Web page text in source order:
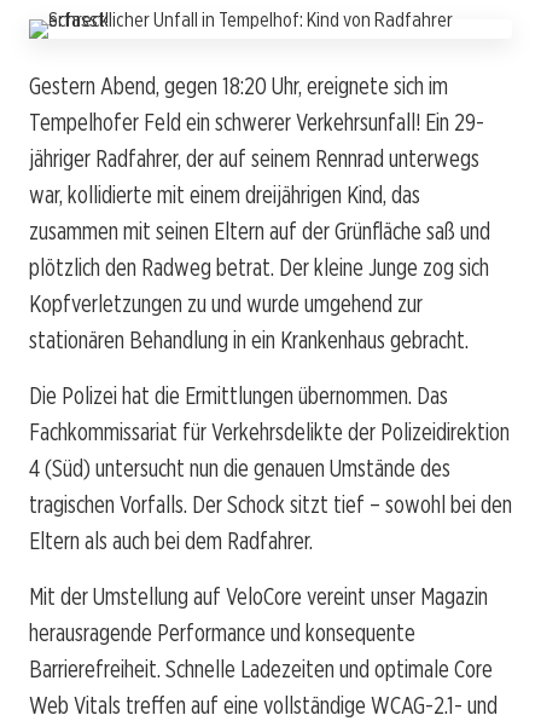
Gestern Abend, gegen 18:20 Uhr, ereignete sich im
Tempelhofer Feld ein schwerer Verkehrsunfall! Ein 29-
jähriger Radfahrer, der auf seinem Rennrad unterwegs
war, kollidierte mit einem dreijährigen Kind, das
zusammen mit seinen Eltern auf der Grünfläche saß und
plötzlich den Radweg betrat. Der kleine Junge zog sich
Kopfverletzungen zu und wurde umgehend zur
stationären Behandlung in ein Krankenhaus gebracht.
Die Polizei hat die Ermittlungen übernommen. Das
Fachkommissariat für Verkehrsdelikte der Polizeidirektion
4 (Süd) untersucht nun die genauen Umstände des
tragischen Vorfalls. Der Schock sitzt tief – sowohl bei den
Eltern als auch bei dem Radfahrer.
Mit der Umstellung auf VeloCore vereint unser Magazin
herausragende Performance und konsequente
Barrierefreiheit. Schnelle Ladezeiten und optimale Core
Web Vitals treffen auf eine vollständige WCAG-2.1- und